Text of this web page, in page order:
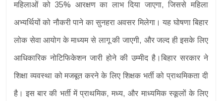
महिलाओं को 35% आरक्षण का लाभ दिया जाएगा, जिससे महिला
अभ्यर्थियों को नौकरी पाने का सुनहरा अवसर मिलेगा। यह घोषणा बिहार
लोक सेवा आयोग के माध्यम से लागू की जाएगी, और जल्द ही इसके लिए
आधिकारिक नोटिफिकेशन जारी होने की उम्मीद है।बिहार सरकार ने
शिक्षा व्यवस्था को मजबूत करने के लिए शिक्षक भर्ती को प्राथमिकता दी
है। इस बार की भर्ती में प्राथमिक, मध्य, और माध्यमिक स्कूलों के लिए